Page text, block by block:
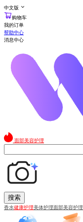
中文版
购物车
我的订单
帮助中心
消息中心
面部美容护理
搜索
香水健康护理美体护理面部美容护理